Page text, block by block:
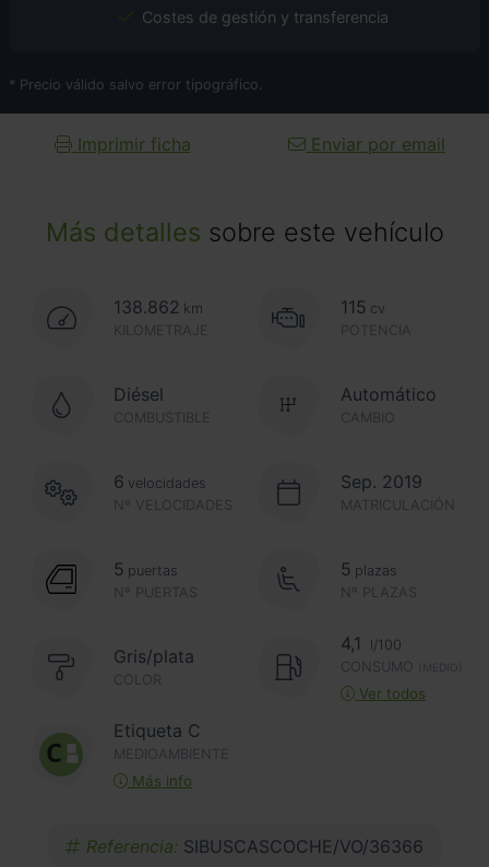
Más detalles sobre este vehículo
138.862 km
KILOMETRAJE
115 cv
POTENCIA
Diésel
COMBUSTIBLE CAMBIO
Automático
Nº VELOCIDADES
6 velocidades Sep. 2019
MATRICULACIÓN
Nº PUERTAS
5 puertas
Nº PLAZAS
5 plazas
Gris/plata
COLOR
4,1
l/100
CONSUMO
(MEDIO)
Ver todos
Etiqueta C
MEDIOAMBIENTE
Más info
Referencia: SIBUSCASCOCHE/VO/36366
Costes de gestión y transferencia
* Precio válido salvo error tipográfico.
Imprimir ficha Enviar por email